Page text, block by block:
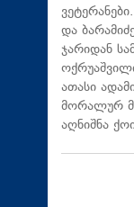
და
ჯარიდან
ათასი
მორალურ
აღნიშნა